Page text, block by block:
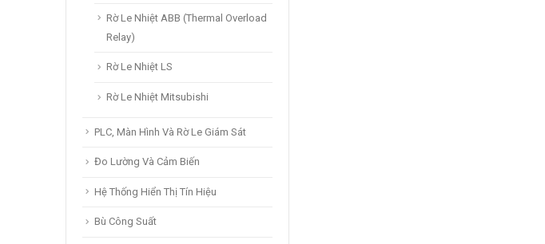
Rờ Le Nhiệt ABB (Thermal Overload
Relay)
Rờ Le Nhiệt LS
Rờ Le Nhiệt Mitsubishi
PLC, Màn Hình Và Rờ Le Giám Sát
Đo Lường Và Cảm Biến
Hệ Thống Hiển Thị Tín Hiệu
Bù Công Suất